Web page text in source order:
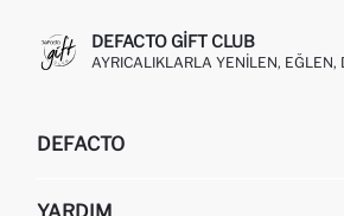
DEFACTO GIFT CLUB
AYRICALIKLARLA YENILEN, EĞLEN,
DEFACTO